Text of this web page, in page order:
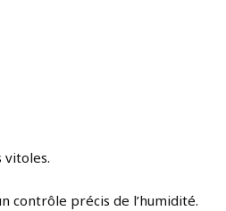
vitoles.
contrôle précis de l’humidité.